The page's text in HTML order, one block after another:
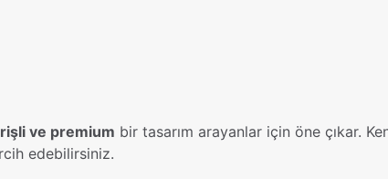
ve premium bir tasarım arayanlar için öne çıkar.
edebilirsiniz.